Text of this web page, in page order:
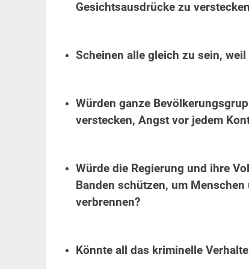
Gesichtsausdrücke zu
Scheinen alle gleich zu sein,
Würden ganze
verstecken, Angst vor jedem
Würde die Regierung und ihre
Banden schützen, um
verbrennen?
Könnte all das kriminelle